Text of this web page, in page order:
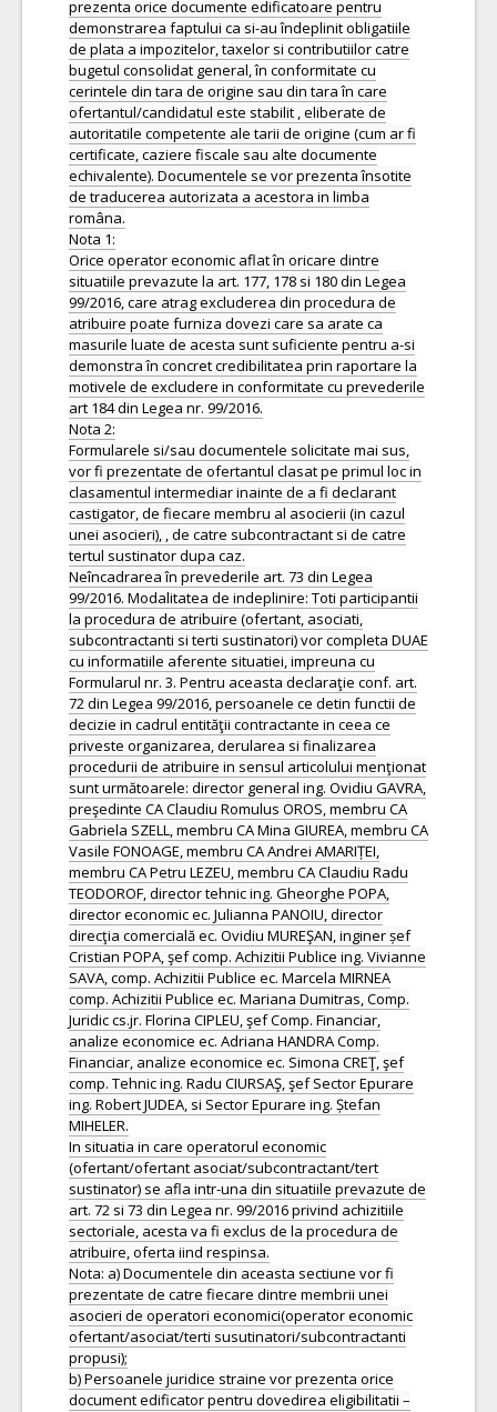
prezenta orice documente edificatoare pentru
demonstrarea faptului ca si-au îndeplinit obligatiile
de plata a impozitelor, taxelor si contributiilor catre
bugetul consolidat general, în conformitate cu
cerintele din tara de origine sau din tara în care
ofertantul/candidatul este stabilit , eliberate de
autoritatile competente ale tarii de origine (cum ar fi
certificate, caziere fiscale sau alte documente
echivalente). Documentele se vor prezenta însotite
de traducerea autorizata a acestora in limba
româna.
Nota 1:
Orice operator economic aflat în oricare dintre
situatiile prevazute la art. 177, 178 si 180 din Legea
99/2016, care atrag excluderea din procedura de
atribuire poate furniza dovezi care sa arate ca
masurile luate de acesta sunt suficiente pentru a-si
demonstra în concret credibilitatea prin raportare la
motivele de excludere in conformitate cu prevederile
art 184 din Legea nr. 99/2016.
Nota 2:
Formularele si/sau documentele solicitate mai sus,
vor fi prezentate de ofertantul clasat pe primul loc in
clasamentul intermediar inainte de a fi declarant
castigator, de fiecare membru al asocierii (in cazul
unei asocieri), , de catre subcontractant si de catre
tertul sustinator dupa caz.
Neîncadrarea în prevederile art. 73 din Legea
99/2016. Modalitatea de indeplinire: Toti participantii
la procedura de atribuire (ofertant, asociati,
subcontractanti si terti sustinatori) vor completa DUAE
cu informatiile aferente situatiei, impreuna cu
Formularul nr. 3. Pentru aceasta declaraţie conf. art.
72 din Legea 99/2016, persoanele ce detin functii de
decizie in cadrul entităţii contractante in ceea ce
priveste organizarea, derularea si finalizarea
procedurii de atribuire in sensul articolului menţionat
sunt următoarele: director general ing. Ovidiu GAVRA,
preşedinte CA Claudiu Romulus OROS, membru CA
Gabriela SZELL, membru CA Mina GIUREA, membru CA
Vasile FONOAGE, membru CA Andrei AMARIȚEI,
membru CA Petru LEZEU, membru CA Claudiu Radu
TEODOROF, director tehnic ing. Gheorghe POPA,
director economic ec. Julianna PANOIU, director
direcţia comercială ec. Ovidiu MUREŞAN, inginer șef
Cristian POPA, şef comp. Achizitii Publice ing. Vivianne
SAVA, comp. Achizitii Publice ec. Marcela MIRNEA
comp. Achizitii Publice ec. Mariana Dumitras, Comp.
Juridic cs.jr. Florina CIPLEU, şef Comp. Financiar,
analize economice ec. Adriana HANDRA Comp.
Financiar, analize economice ec. Simona CREŢ, şef
comp. Tehnic ing. Radu CIURSAŞ, şef Sector Epurare
ing. Robert JUDEA, si Sector Epurare ing. Ștefan
MIHELER.
In situatia in care operatorul economic
(ofertant/ofertant asociat/subcontractant/tert
sustinator) se afla intr-una din situatiile prevazute de
art. 72 si 73 din Legea nr. 99/2016 privind achizitiile
sectoriale, acesta va fi exclus de la procedura de
atribuire, oferta iind respinsa.
Nota: a) Documentele din aceasta sectiune vor fi
prezentate de catre fiecare dintre membrii unei
asocieri de operatori economici(operator economic
ofertant/asociat/terti susutinatori/subcontractanti
propusi);
b) Persoanele juridice straine vor prezenta orice
document edificator pentru dovedirea eligibilitatii –